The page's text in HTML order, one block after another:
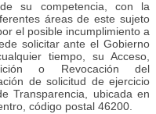
su competencia, con la
áreas de este sujeto
el posible incumplimiento a
solicitar ante el Gobierno
tiempo, su Acceso,
o Revocación del
de solicitud de ejercicio
Transparencia, ubicada en
código postal 46200.